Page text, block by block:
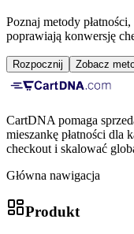
Poznaj metody
poprawiają konwersję
Rozpocznij Zobacz
CartDNA pomaga
mieszankę płatności dla
checkout i skalować
Główna nawigacja
Produkt